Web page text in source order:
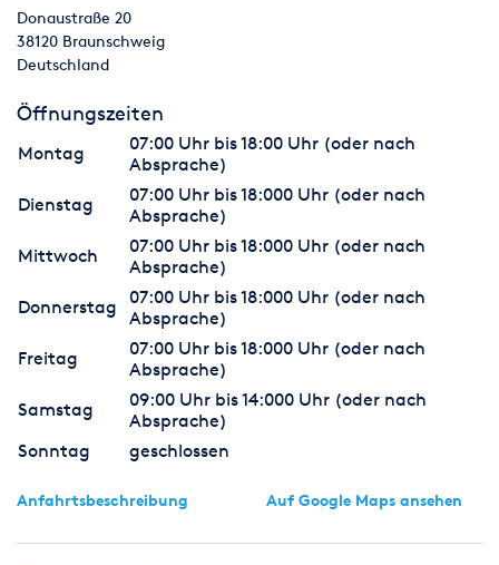
Donaustraße 20
38120 Braunschweig
Deutschland
Öffnungszeiten
Montag
07:00 Uhr bis 18:00 Uhr (oder nach
Absprache)
Dienstag
07:00 Uhr bis 18:000 Uhr (oder nach
Absprache)
Mittwoch
07:00 Uhr bis 18:000 Uhr (oder nach
Absprache)
Donnerstag
07:00 Uhr bis 18:000 Uhr (oder nach
Absprache)
Freitag
07:00 Uhr bis 18:000 Uhr (oder nach
Absprache)
Samstag
09:00 Uhr bis 14:000 Uhr (oder nach
Absprache)
Sonntag
geschlossen
Anfahrtsbeschreibung Auf Google Maps ansehen